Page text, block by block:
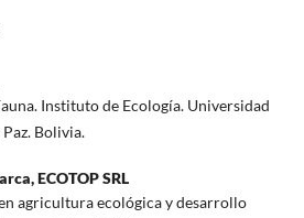
Instituto de Ecología. Universidad
Bolivia.
ECOTOP SRL
en agricultura ecológica y desarrollo